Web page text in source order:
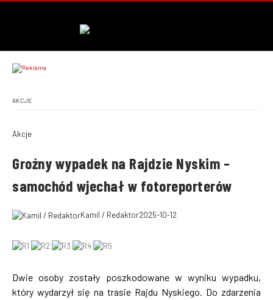
AKCJE
Akcje
Groźny wypadek na Rajdzie Nyskim –
samochód wjechał w fotoreporterów
Kamil / Redaktor2025-10-12
Dwie osoby zostały poszkodowane w wyniku wypadku,
który wydarzył się na trasie Rajdu Nyskiego. Do zdarzenia